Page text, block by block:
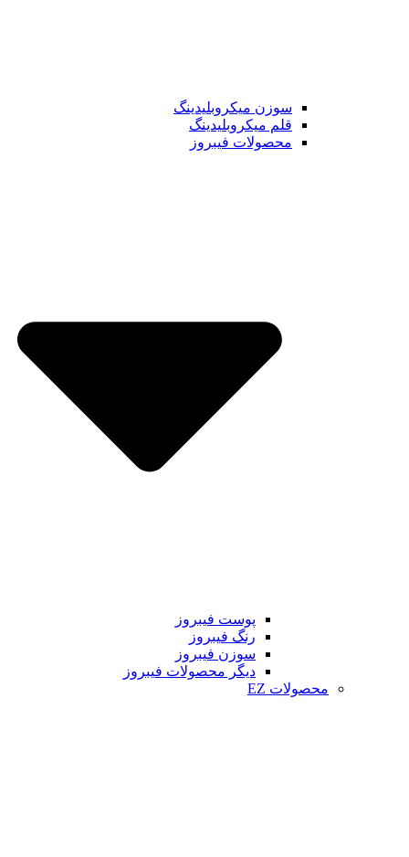
سوزن میکروبلیدینگ
قلم میکروبلیدینگ
محصولات فیبروز
پوست فیبروز
رنگ فیبروز
سوزن فیبروز
دیگر محصولات فیبروز
محصولات EZ